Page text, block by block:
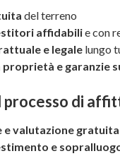
del terreno
affidabilie con
e legale lungo
e garanzie
processo di
e valutazione gratuita
e